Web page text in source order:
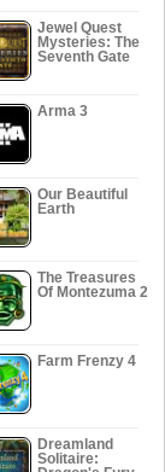
Jewel Quest
Mysteries: The
Seventh Gate
Arma 3
Our Beautiful
Earth
The Treasures
Of Montezuma 2
Farm Frenzy 4
Dreamland
Solitaire: